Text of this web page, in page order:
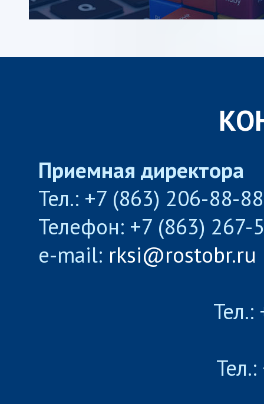
Приемная директора
Тел.: +7 (863) 206-88-
Телефон: +7 (863) 267-
e-mail: rksi@rostobr.ru